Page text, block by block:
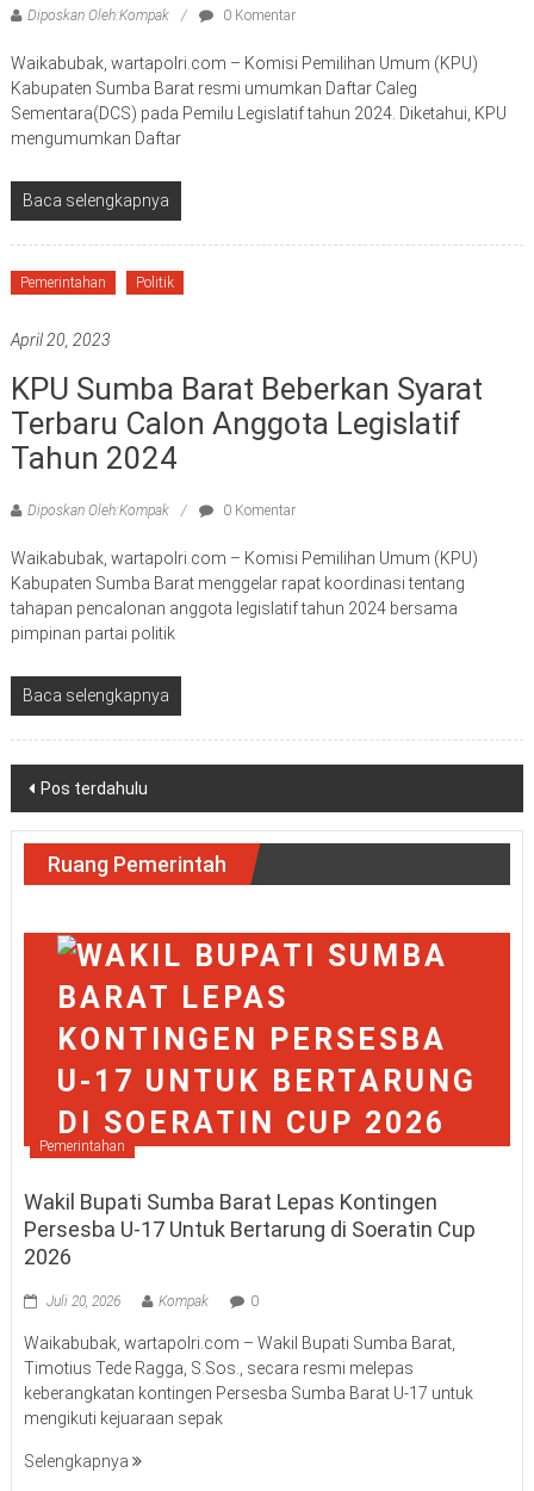
Diposkan Oleh:Kompak 0 Komentar
Waikabubak, wartapolri.com – Komisi Pemilihan Umum (KPU)
Kabupaten Sumba Barat resmi umumkan Daftar Caleg
Sementara(DCS) pada Pemilu Legislatif tahun 2024. Diketahui, KPU
mengumumkan Daftar
Baca selengkapnya
Pemerintahan Politik
April 20, 2023
KPU Sumba Barat Beberkan Syarat
Terbaru Calon Anggota Legislatif
Tahun 2024
Diposkan Oleh:Kompak 0 Komentar
Waikabubak, wartapolri.com – Komisi Pemilihan Umum (KPU)
Kabupaten Sumba Barat menggelar rapat koordinasi tentang
tahapan pencalonan anggota legislatif tahun 2024 bersama
pimpinan partai politik
Baca selengkapnya
Navigasi
pos
Pos terdahulu
Ruang Pemerintah
Pemerintahan
Wakil Bupati Sumba Barat Lepas Kontingen
Persesba U-17 Untuk Bertarung di Soeratin Cup
2026
Juli 20, 2026 Kompak 0
Waikabubak, wartapolri.com – Wakil Bupati Sumba Barat,
Timotius Tede Ragga, S.Sos., secara resmi melepas
keberangkatan kontingen Persesba Sumba Barat U-17 untuk
mengikuti kejuaraan sepak
Selengkapnya